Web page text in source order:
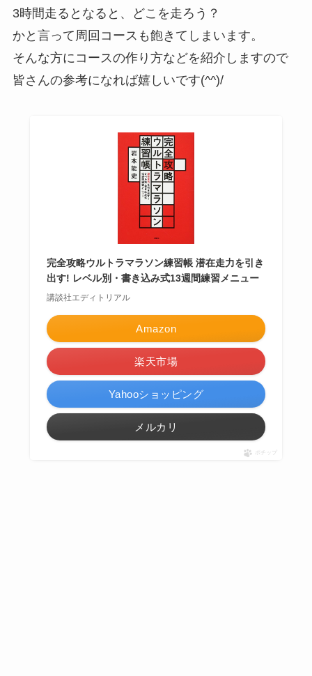
3時間走るとなると、どこを走ろう？
かと言って周回コースも飽きてしまいます。
そんな方にコースの作り方などを紹介しますので
皆さんの参考になれば嬉しいです(^^)/
完全攻略ウルトラマラソン練習帳 潜在走力を引き
出す! レベル別・書き込み式13週間練習メニュー
講談社エディトリアル
Amazon
楽天市場
Yahooショッピング
メルカリ
ポチップ